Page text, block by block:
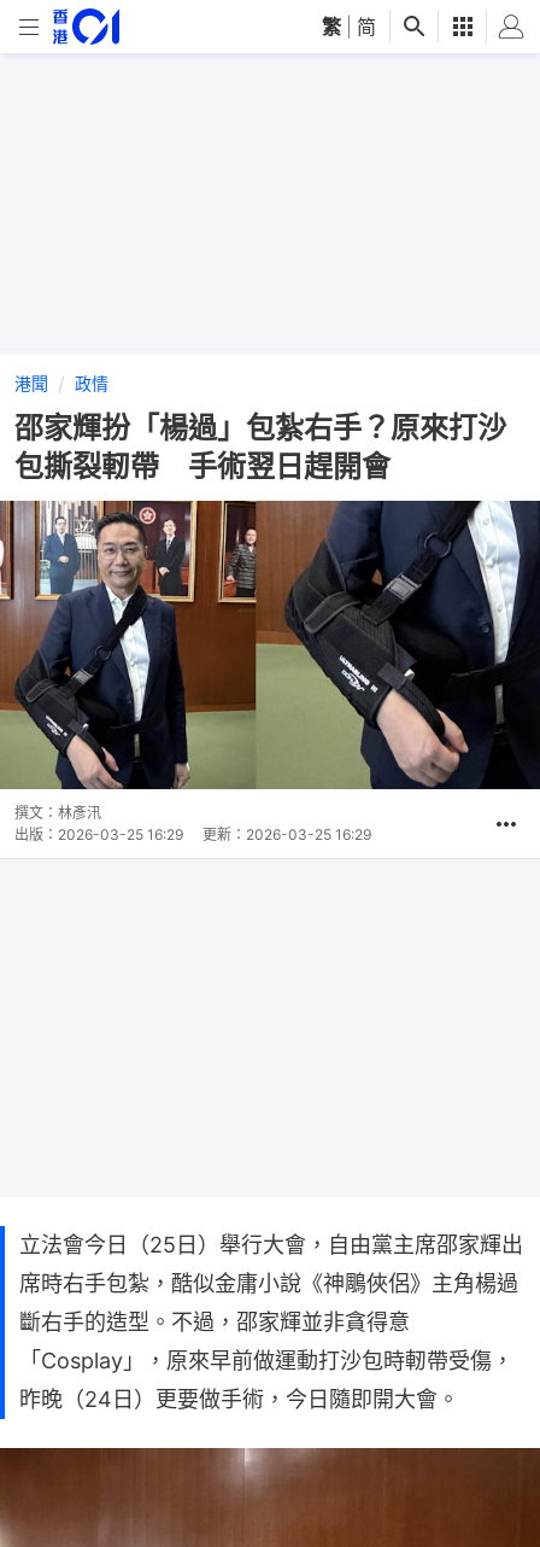
繁 简
港聞 政情
邵家輝扮「楊過」包紮右手？原來打沙
包撕裂軔帶 手術翌日趕開會
撰文： 林彥汛
出版： 2026-03-25 16:29 更新： 2026-03-25 16:29
立法會今日（25日）舉行大會，自由黨主席邵家輝出
席時右手包紮，酷似金庸小說《神鵰俠侶》主角楊過
斷右手的造型。不過，邵家輝並非貪得意
「Cosplay」，原來早前做運動打沙包時軔帶受傷，
昨晚（24日）更要做手術，今日隨即開大會。